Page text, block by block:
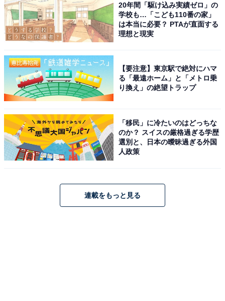
こちらもおすすめ
【東京都】大学が主催する子ども向け夏休み講
座3選！ 東京大学、東京藝術大学など
20年間「駆け込み実績ゼロ」の
学校も…「こども110番の家」
は本当に必要？ PTAが直面する
理想と現実
【要注意】東京駅で絶対にハマ
る「最遠ホーム」と「メトロ乗
り換え」の絶望トラップ
「移民」に冷たいのはどっちな
のか？ スイスの厳格過ぎる学歴
選別と、日本の曖昧過ぎる外国
人政策
連載をもっと見る